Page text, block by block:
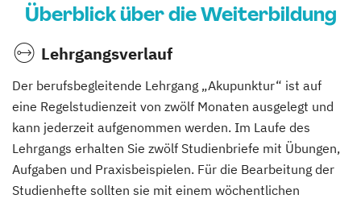
Überblick über die Weiterbildung
Lehrgangsverlauf
Der berufsbegleitende Lehrgang „Akupunktur“ ist auf
eine Regelstudienzeit von zwölf Monaten ausgelegt und
kann jederzeit aufgenommen werden. Im Laufe des
Lehrgangs erhalten Sie zwölf Studienbriefe mit Übungen,
Aufgaben und Praxisbeispielen. Für die Bearbeitung der
Studienhefte sollten sie mit einem wöchentlichen